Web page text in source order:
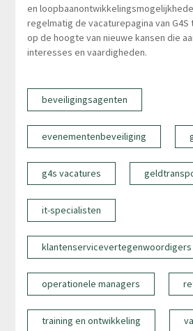
en
regelmatig de vacaturepagina van
op de hoogte van nieuwe kansen die
interesses en vaardigheden.
beveiligingsagenten
evenementenbeveiliging
g4s vacatures
it-specialisten
klantenservicevertegenwoordigers
operationele managers
training en ontwikkeling